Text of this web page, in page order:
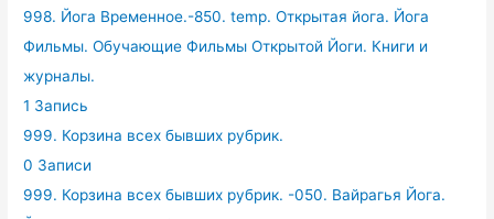
998. Йога Временное.-850. temp. Открытая йога. Йога
Фильмы. Обучающие Фильмы Открытой Йоги. Книги и
журналы.
1 Запись
999. Корзина всех бывших рубрик.
0 Записи
999. Корзина всех бывших рубрик. -050. Вайрагья Йога.